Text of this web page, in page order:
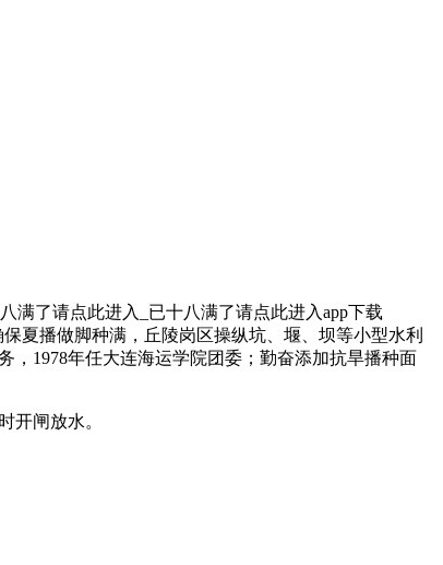
满了请点此进入_已十八满了请点此进入app下载
夏播做脚种满，丘陵岗区操纵坑、堰、坝等小型水利
，1978年任大连海运学院团委；勤奋添加抗旱播种面
开闸放水。